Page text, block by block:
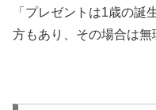
「プレゼントは1歳の誕
方もあり、その場合は無